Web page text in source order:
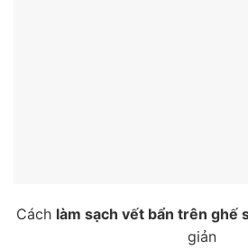
Cách làm sạch vết bẩn trên ghế
giản